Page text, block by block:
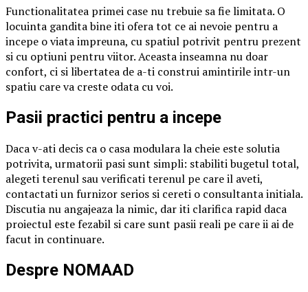
Functionalitatea primei case nu trebuie sa fie limitata. O
locuinta gandita bine iti ofera tot ce ai nevoie pentru a
incepe o viata impreuna, cu spatiul potrivit pentru prezent
si cu optiuni pentru viitor. Aceasta inseamna nu doar
confort, ci si libertatea de a-ti construi amintirile intr-un
spatiu care va creste odata cu voi.
Pasii practici pentru a incepe
Daca v-ati decis ca o casa modulara la cheie este solutia
potrivita, urmatorii pasi sunt simpli: stabiliti bugetul total,
alegeti terenul sau verificati terenul pe care il aveti,
contactati un furnizor serios si cereti o consultanta initiala.
Discutia nu angajeaza la nimic, dar iti clarifica rapid daca
proiectul este fezabil si care sunt pasii reali pe care ii ai de
facut in continuare.
Despre NOMAAD